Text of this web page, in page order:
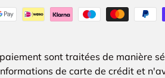
sont traitées de manière
de carte de crédit et